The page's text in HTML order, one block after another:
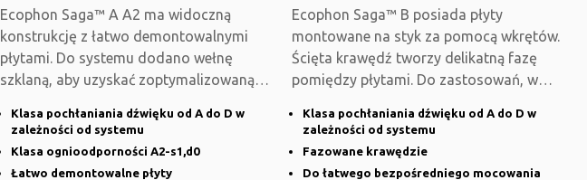
Ecophon Saga™ A A2 ma widoczną
konstrukcję z łatwo demontowalnymi
płytami. Do systemu dodano wełnę
szklaną, aby uzyskać zoptymalizowaną
Klasa pochłaniania dźwięku od A do D w
zależności od systemu
Klasa ognioodporności A2-s1,d0
Łatwo demontowalne płyty
Ecophon Saga™ B posiada płyty
montowane na styk za pomocą wkrętów.
Ścięta krawędź tworzy delikatną fazę
pomiędzy płytami. Do zastosowań, w
Klasa pochłaniania dźwięku od A do D w
zależności od systemu ​
Fazowane krawędzie​
Do łatwego bezpośredniego mocowania